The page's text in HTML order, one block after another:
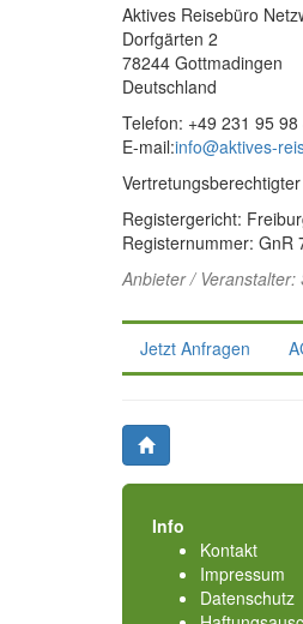
Aktives Reisebüro
Dorfgärten 2
78244 Gottmadingen
Deutschland
Telefon: +49 231 95 98
E-mail:info@aktives-
Registergericht:
Registernummer: GnR
Anbieter / Veranstalter:
Jetzt Anfragen
Info
Kontakt
Impressum
Datenschutz